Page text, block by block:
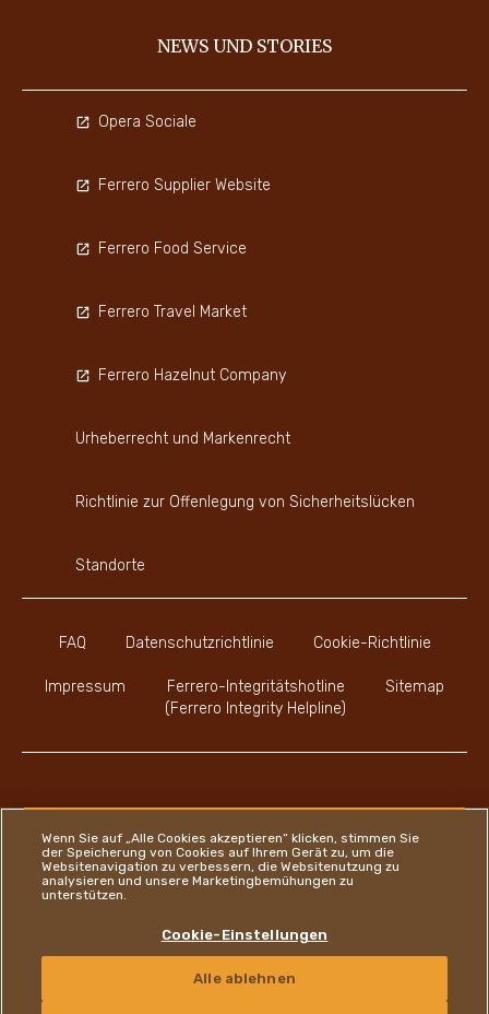
KONTAKT
NEWS UND STORIES
FAQ Datenschutzrichtlinie Cookie-Richtlinie
Impressum
Ferrero-Integritätshotline
(Ferrero Integrity Helpline)
Sitemap
Opera Sociale
Ferrero Supplier Website
Ferrero Food Service
Ferrero Travel Market
Ferrero Hazelnut Company
Urheberrecht und Markenrecht
Richtlinie zur Offenlegung von Sicherheitslücken
Standorte
Youtube Channel
Instagram
LinkedIn
Wenn Sie auf „Alle Cookies akzeptieren“ klicken, stimmen Sie
der Speicherung von Cookies auf Ihrem Gerät zu, um die
Websitenavigation zu verbessern, die Websitenutzung zu
analysieren und unsere Marketingbemühungen zu
unterstützen.
Cookie-Einstellungen
Alle ablehnen